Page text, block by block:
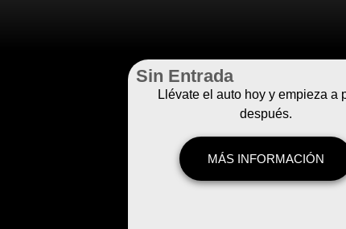
Sin Entrada
Llévate el auto hoy y empieza a
después.
MÁS INFORMACIÓN